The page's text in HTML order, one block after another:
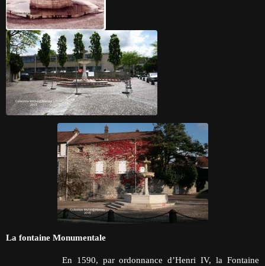
La fontaine Monumentale
En 1590, par ordonnance d’Henri IV, la Fontaine